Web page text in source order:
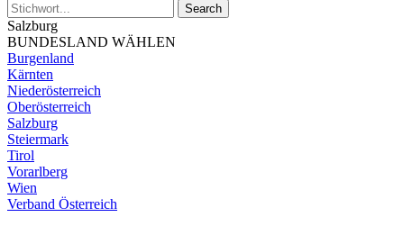
Salzburg
BUNDESLAND WÄHLEN
Burgenland
Kärnten
Niederösterreich
Oberösterreich
Salzburg
Steiermark
Tirol
Vorarlberg
Wien
Verband Österreich